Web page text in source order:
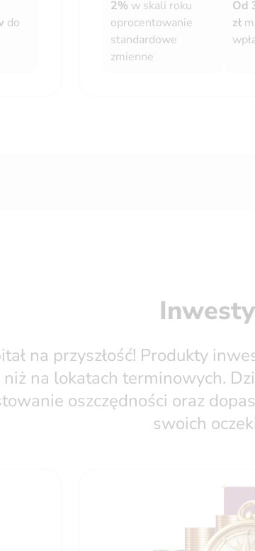
do
2% w skali roku
oprocentowanie
standardowe
zmienne
Od
zł
na przyszłość! Produkty
na lokatach terminowych.
oszczędności oraz
swoich